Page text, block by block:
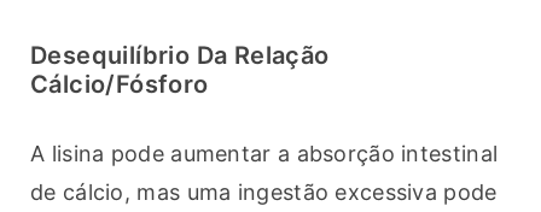
Desequilíbrio Da Relação
Cálcio/fósforo
A lisina pode aumentar a absorção intestinal
de cálcio, mas uma ingestão excessiva pode